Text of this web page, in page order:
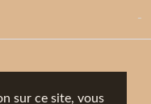
sur ce site, vous
